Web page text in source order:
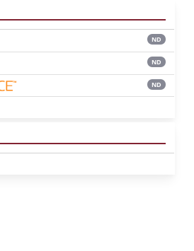
ND
ND
ND